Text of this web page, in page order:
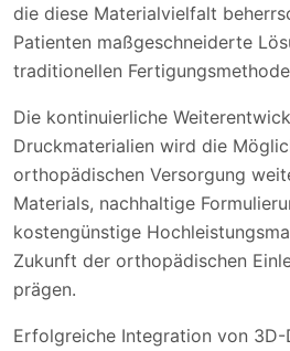
die diese Materialvielfalt
Patienten maßgeschneiderte
traditionellen
Die kontinuierliche
Druckmaterialien wird die
orthopädischen Versorgung
Materials, nachhaltige
kostengünstige
Zukunft der orthopädischen
prägen.
Erfolgreiche Integration von